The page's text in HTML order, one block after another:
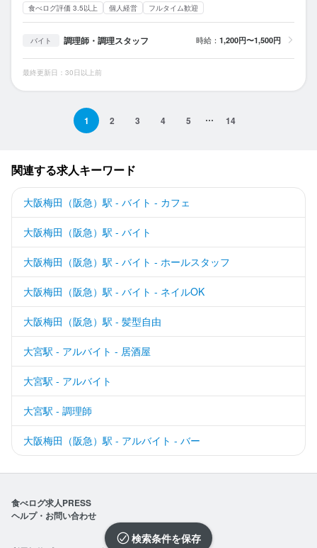
食べログ評価 3.5以上 個人経営 フルタイム歓迎
バイト 調理師・調理スタッフ 時給： 1,200円〜1,500円
最終更新日：30日以上前
1 2 3 4 5 14
検索条件を保存
関連する求人キーワード
大阪梅田（阪急）駅 - バイト - カフェ
大阪梅田（阪急）駅 - バイト
大阪梅田（阪急）駅 - バイト - ホールスタッフ
大阪梅田（阪急）駅 - バイト - ネイルOK
大阪梅田（阪急）駅 - 髪型自由
大宮駅 - アルバイト - 居酒屋
大宮駅 - アルバイト
大宮駅 - 調理師
大阪梅田（阪急）駅 - アルバイト - バー
食べログ求人PRESS
ヘルプ・お問い合わせ